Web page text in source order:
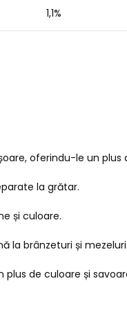
1,1%
oferindu-le un plus
la grătar.
și culoare.
la brânzeturi și
de culoare și